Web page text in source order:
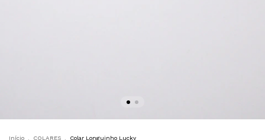
Início COLARES Colar Longuinho Lucky